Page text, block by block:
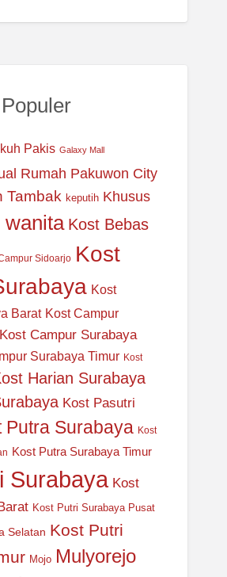
Pakis Galaxy Mall
Rumah Pakuwon City
Tambak keputih Khusus
wanita Kost Bebas
Sidoarjo Kost
Kost
Barat Kost Campur
Kost Campur Surabaya
Surabaya Timur Kost
Harian Surabaya
Kost Pasutri
Putra Surabaya Kost
Kost Putra Surabaya Timur
Surabaya Kost
Kost Putri Surabaya Pusat
Selatan Kost Putri
Mojo Mulyorejo